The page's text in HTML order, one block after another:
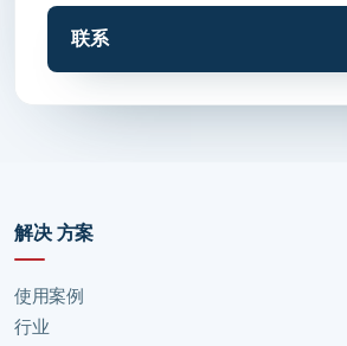
联系
解决 方案
使用案例
行业